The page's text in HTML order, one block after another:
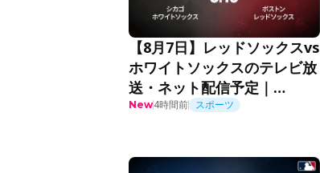
【8月7日】レッドソックスvs
ホワイトソックスのテレビ放
送・ネット配信予定｜
MLB2026
New4時間前 スポーツ